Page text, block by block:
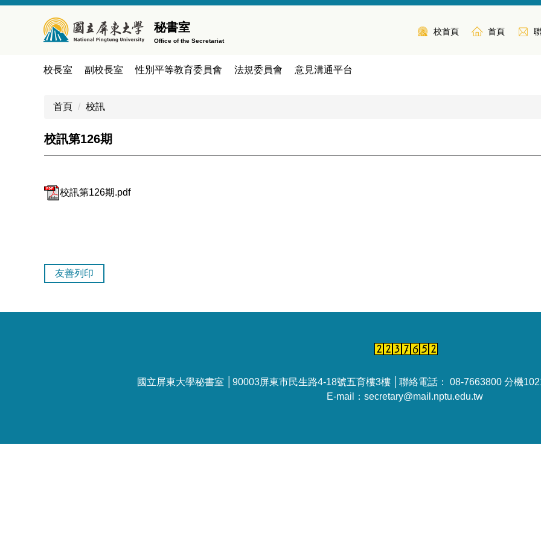
秘書室
Office of the Secretariat
校首頁 首頁
校長室 副校長室 性別平等教育委員會 法規委員會 意見溝通平台
首頁 校訊
校訊第126期
校訊第126期.pdf
友善列印
國立屏東大學秘書室 │90003屏東市民生路4-18號五育樓3樓 │聯絡電話： 08-7663800 分機
E-mail：secretary@mail.nptu.edu.tw